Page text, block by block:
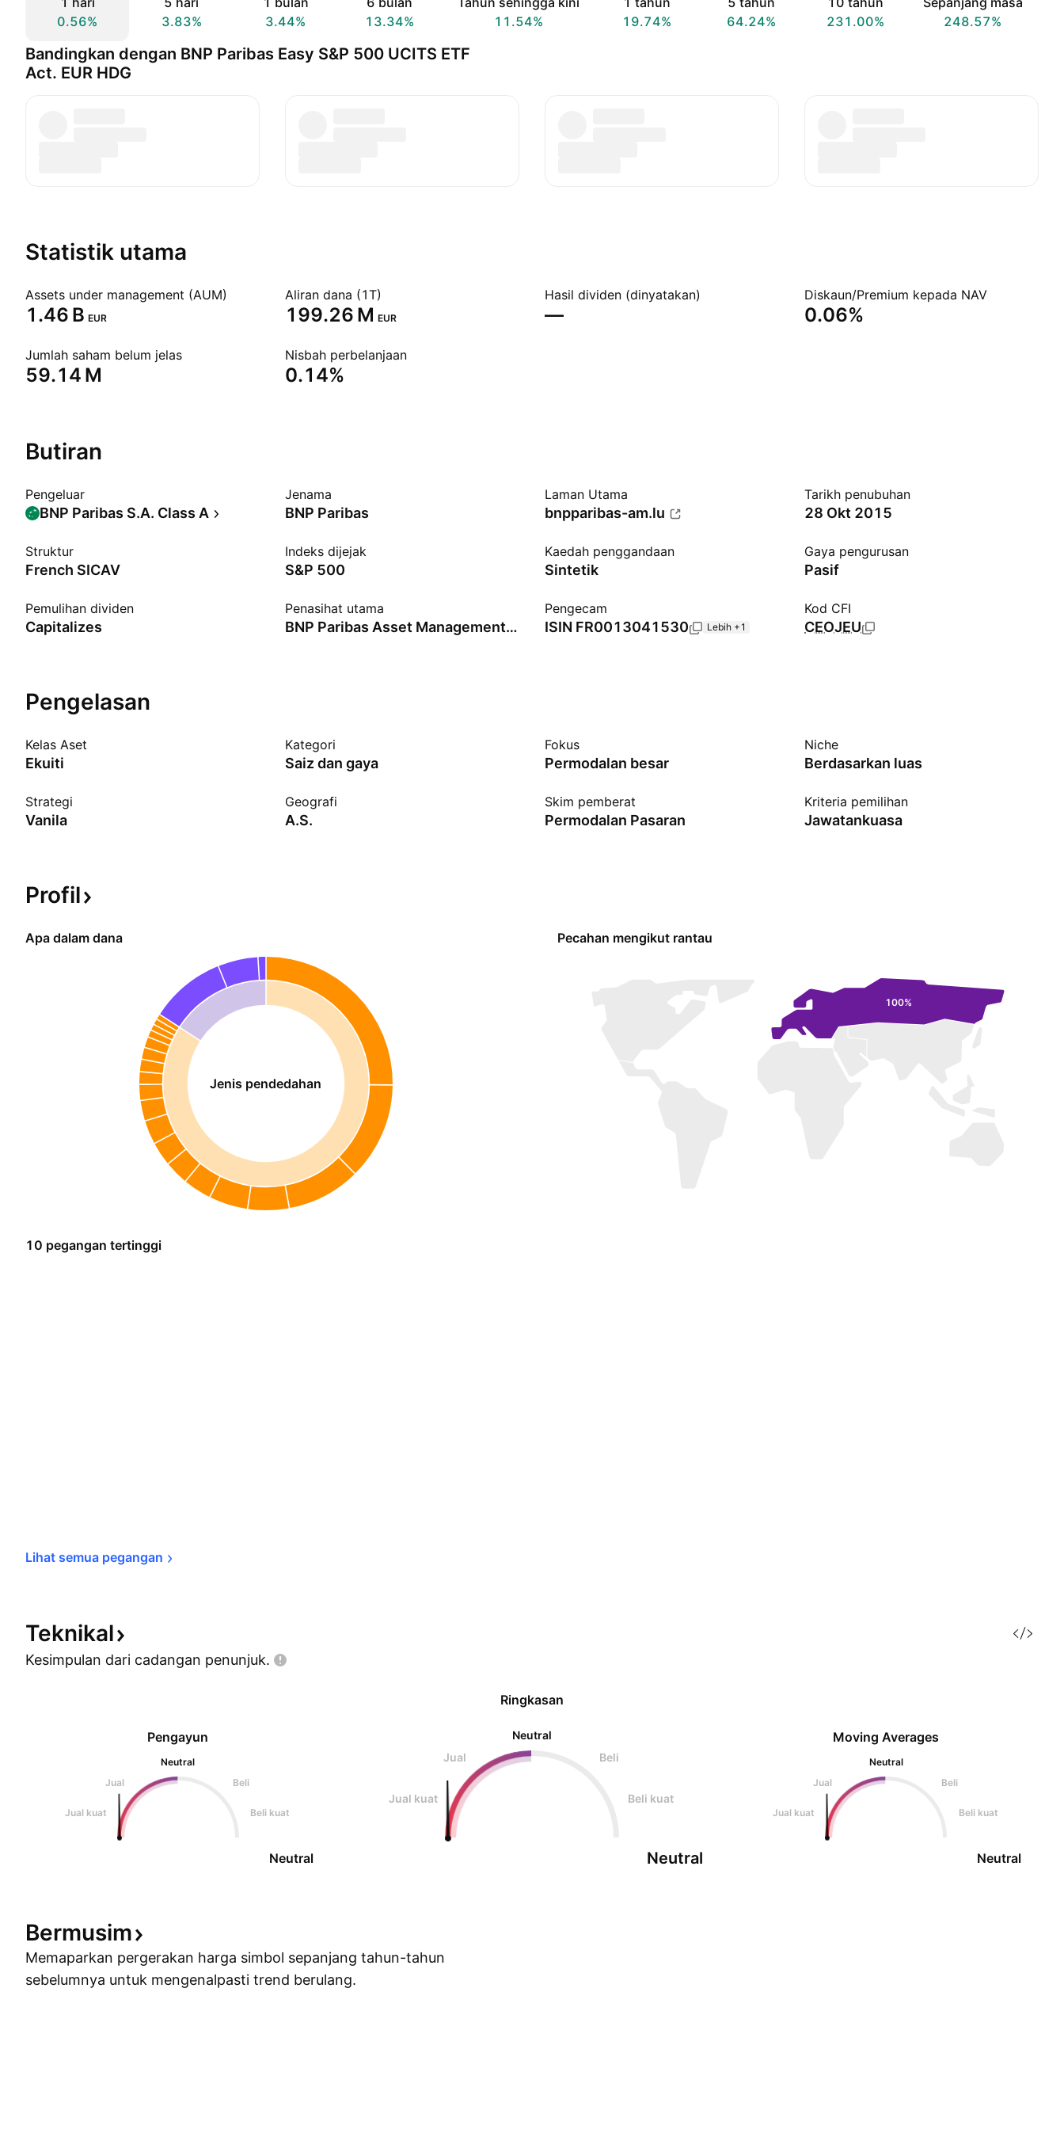
0.56%
3.83%
3.44%
13.34%
11.54%
19.74%
64.24%
231.00%
248.57%
Bandingkan dengan BNP Paribas Easy S&P 500 UCITS ETF
Act. EUR HDG
Statistik utama
Assets under management (AUM)
‪1.46 B‬ EUR
Aliran dana (1T)
‪199.26 M‬ EUR
Hasil dividen (dinyatakan)
—
Diskaun/Premium kepada NAV
0.06%
Jumlah saham belum jelas
‪59.14 M‬
Nisbah perbelanjaan
0.14%
Butiran
Pengeluar
BNP Paribas S.A. Class A
Jenama
BNP Paribas
Laman Utama
bnpparibas-am.lu
Tarikh penubuhan
28 Okt 2015
Struktur
French SICAV
Indeks dijejak
S&P 500
Kaedah penggandaan
Sintetik
Gaya pengurusan
Pasif
Pemulihan dividen
Capitalizes
Penasihat utama
BNP Paribas Asset Management Europe SAS
Pengecam
ISIN FR0013041530 Lebih +1
Kod CFI
CEOJEU
Pengelasan
Kelas Aset
Ekuiti
Kategori
Saiz dan gaya
Fokus
Permodalan besar
Niche
Berdasarkan luas
Strategi
Vanila
Geografi
A.S.
Skim pemberat
Permodalan Pasaran
Kriteria pemilihan
Jawatankuasa
Profil
Apa dalam dana
Jenis pendedahan
Pecahan mengikut rantau
100%
10 pegangan tertinggi
Lihat semua pegangan
Teknikal
Kesimpulan dari cadangan penunjuk.
Pengayun
Neutral
Jual
Beli
Jual kuat Beli kuat
Neutral
Ringkasan
Neutral
Jual
Beli
Jual kuat Beli kuat
Neutral
Moving Averages
Neutral
Jual
Beli
Jual kuat Beli kuat
Neutral
Bermusim
Memaparkan pergerakan harga simbol sepanjang tahun-tahun
sebelumnya untuk mengenalpasti trend berulang.